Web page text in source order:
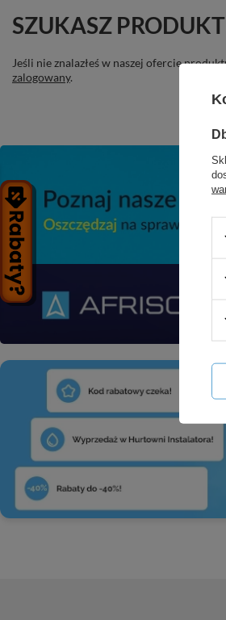
SZUKASZ
Jeśli nie znalazłeś w naszej ofercie
zalogowany.